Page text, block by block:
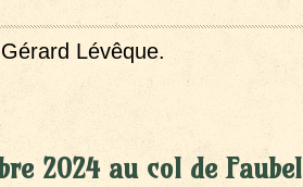
Lévêque.
2024 au col de Faubel